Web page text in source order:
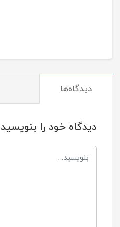
دیدگاه‌ها
دیدگاه خود را بنویسید